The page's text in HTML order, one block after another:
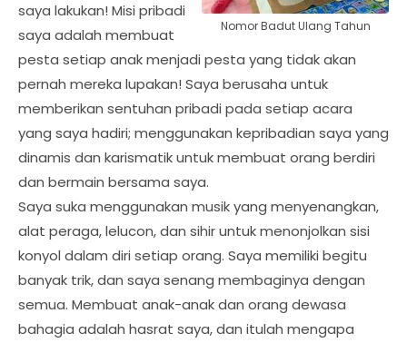
Nomor Badut Ulang Tahun
saya lakukan! Misi pribadi
saya adalah membuat
pesta setiap anak menjadi pesta yang tidak akan
pernah mereka lupakan! Saya berusaha untuk
memberikan sentuhan pribadi pada setiap acara
yang saya hadiri; menggunakan kepribadian saya yang
dinamis dan karismatik untuk membuat orang berdiri
dan bermain bersama saya.
Saya suka menggunakan musik yang menyenangkan,
alat peraga, lelucon, dan sihir untuk menonjolkan sisi
konyol dalam diri setiap orang. Saya memiliki begitu
banyak trik, dan saya senang membaginya dengan
semua. Membuat anak-anak dan orang dewasa
bahagia adalah hasrat saya, dan itulah mengapa